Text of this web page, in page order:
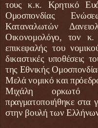
τους κ.κ. Κρητικό
Ομοσπονδίας
Καταναλωτών
Οικονομολόγο, τον
επικεφαλής του
δικαστικές
της Εθνικής
Μελά νομικό και
Μιχάλη ορκωτό
πραγματοποιήθηκε στα
στην βουλή των